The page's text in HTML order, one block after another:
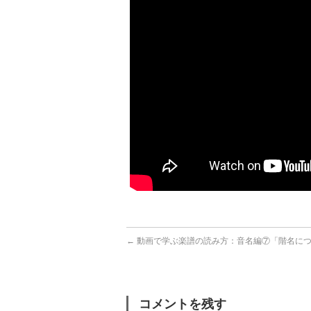
← 動画で学ぶ楽譜の読み方：音名編⑦「階名につ
コメントを残す